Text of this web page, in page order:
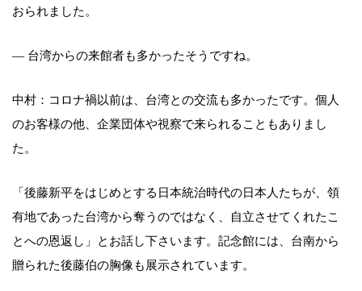
おられました。
— 台湾からの来館者も多かったそうですね。
中村：コロナ禍以前は、台湾との交流も多かったです。個人
のお客様の他、企業団体や視察で来られることもありまし
た。
「後藤新平をはじめとする日本統治時代の日本人たちが、領
有地であった台湾から奪うのではなく、自立させてくれたこ
とへの恩返し」とお話し下さいます。記念館には、台南から
贈られた後藤伯の胸像も展示されています。